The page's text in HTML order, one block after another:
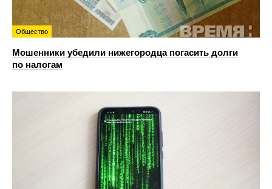
Общество
Мошенники убедили нижегородца погасить долги
по налогам